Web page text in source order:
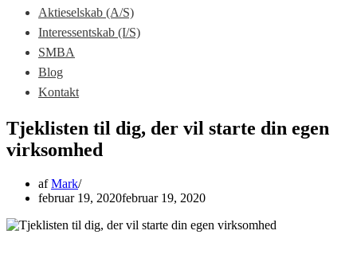
Aktieselskab (A/S)
Interessentskab (I/S)
SMBA
Blog
Kontakt
Tjeklisten til dig, der vil starte din egen
virksomhed
afMark
februar 19, 2020februar 19, 2020